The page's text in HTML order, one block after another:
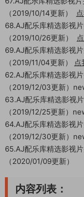
（2019/10/14更新）
68.AJ配乐库精选影视
（2019/10/26更新）
69.AJ配乐库精选影视
（2019/11/04更新）
点
62.AJ配乐库精选影视
（2019/12/03更新）
63.AJ配乐库精选影视
（2019/12/25更新）
64.AJ配乐库精选影视
（2019/12/30更新）
65.AJ配乐库精选影视
（2020/01/09更新）
内容列表：